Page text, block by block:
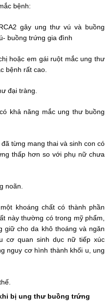
bệnh:
gây ung thư vú và buồng
buồng trứng gia đình
hoặc em gái ruột mắc ung thư
bệnh rất cao.
đại tràng.
khả năng mắc ung thư buồng
từng mang thai và sinh con có
thấp hơn so với phụ nữ chưa
noãn.
khoáng chất có thành phần
này thường có trong mỹ phẩm,
giữ cho da khô thoáng và ngăn
cơ quan sinh dục nữ tiếp xúc
nguy cơ hình thành khối u, ung
bị ung thư buồng trứng